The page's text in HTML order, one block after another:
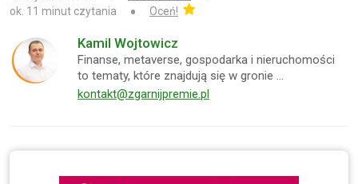
ok. 11 minut czytania
Oceń!
Kamil Wojtowicz
Finanse, metaverse, gospodarka i nieruchomości
to tematy, które znajdują się w gronie …
kontakt@zgarnijpremie.pl